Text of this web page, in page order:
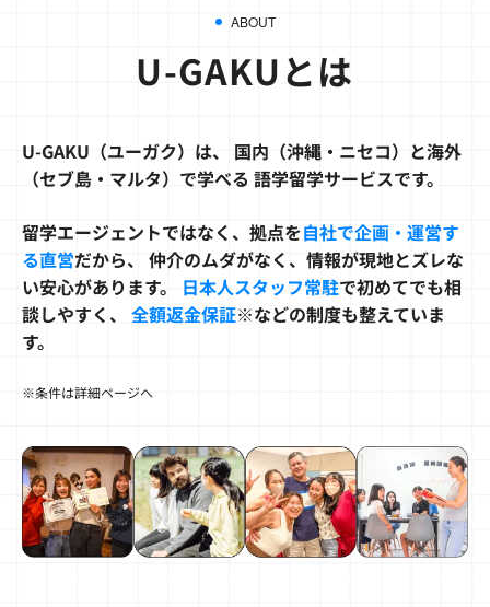
ABOUT
U-GAKUとは
U-GAKU（ユーガク）は、
国内（沖縄・ニセコ）と海外
（セブ島・マルタ）で学べる 語学留学サービスです。
留学エージェントではなく、拠点を自社で企画・運営す
る直営だから、 仲介のムダがなく、情報が現地とズレな
い安心があります。
日本人スタッフ常駐で初めてでも相
談しやすく、 全額返金保証※などの制度も整えていま
す。
※条件は詳細ページへ